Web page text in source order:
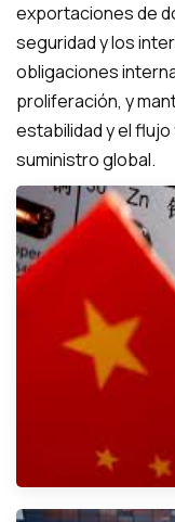
exportaciones de
seguridad y los
obligaciones
proliferación, y
estabilidad y el
suministro global.